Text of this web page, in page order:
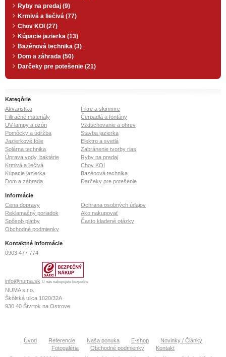
Ryby na predaj (9)
Krmivá a liečivá (77)
Chov KOI (27)
Kúpacie jazierka (13)
Bazénová technika (3)
Dom a záhrada (50)
Darčeky pre potešenie (21)
Kategórie
Akvaristika
Filtre a skimmre
Filtračné materiály
Čerpadlá a fontány
UV-lampy a ozón
Vzduchovanie a ohrev
Pomôcky a údržba
Stavba jazierka
Jazierkové fólie
Elektro a svetlá
Solárna technika
Zabránenie tvorby rias
Úprava vody, baktérie
Ryby na predaj
Krmivá a liečivá
Chov KOI
Kúpacie jazierka
Bazénová technika
Dom a záhrada
Darčeky pre potešenie
Informácie
Cena dopravy
Ochrana osobných údajov
Reklamačný poriadok
Ako nakupovať
Spôsob platby
Často kladené otázky
Obchodné podmienky
Kontaktné informácie
0903 477 774
info@numa.sk U nás nakupujete bezpečne
NUMA s.r.o.
Škôlská ulica 1020/32A
930 40 Štvrtok na Ostrove
Tatrabanka IBAN: SK26 1100 0000 0026 2113 6073
Úvod Referencie Naša ponuka E-shop
Novinky / Články
Fotogaléria
Obchodné podmienky
Kontakt